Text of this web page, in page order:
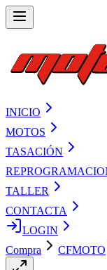
INICIO
MOTOS
TASACIÓN
TALLER
CONTACTA
LOGIN
Compra
CFMOTO